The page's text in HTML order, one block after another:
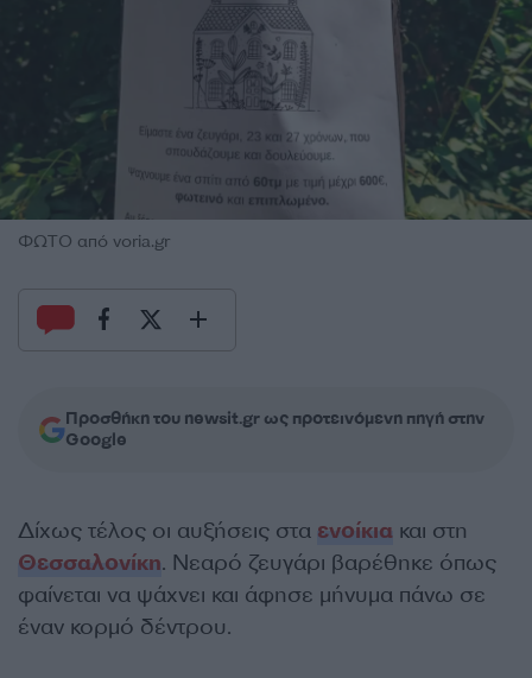
ΦΩΤΟ από voria.gr
Προσθήκη του newsit.gr ως προτεινόμενη πηγή στην
Google
Δίχως τέλος οι αυξήσεις στα ενοίκια και στη
Θεσσαλονίκη. Νεαρό ζευγάρι βαρέθηκε όπως
φαίνεται να ψάχνει και άφησε μήνυμα πάνω σε
έναν κορμό δέντρου.